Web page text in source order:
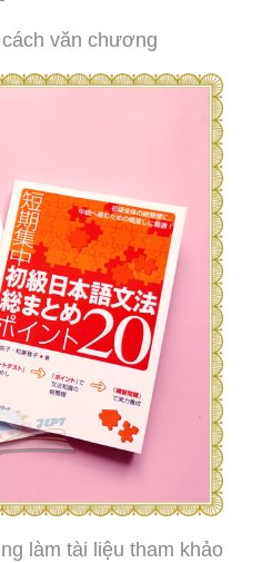
văn chương
làm tài liệu tham khảo